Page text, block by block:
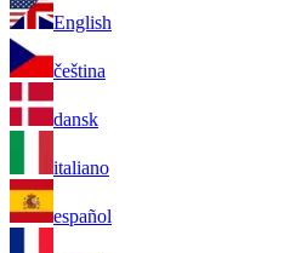
English
čeština
dansk
italiano
español